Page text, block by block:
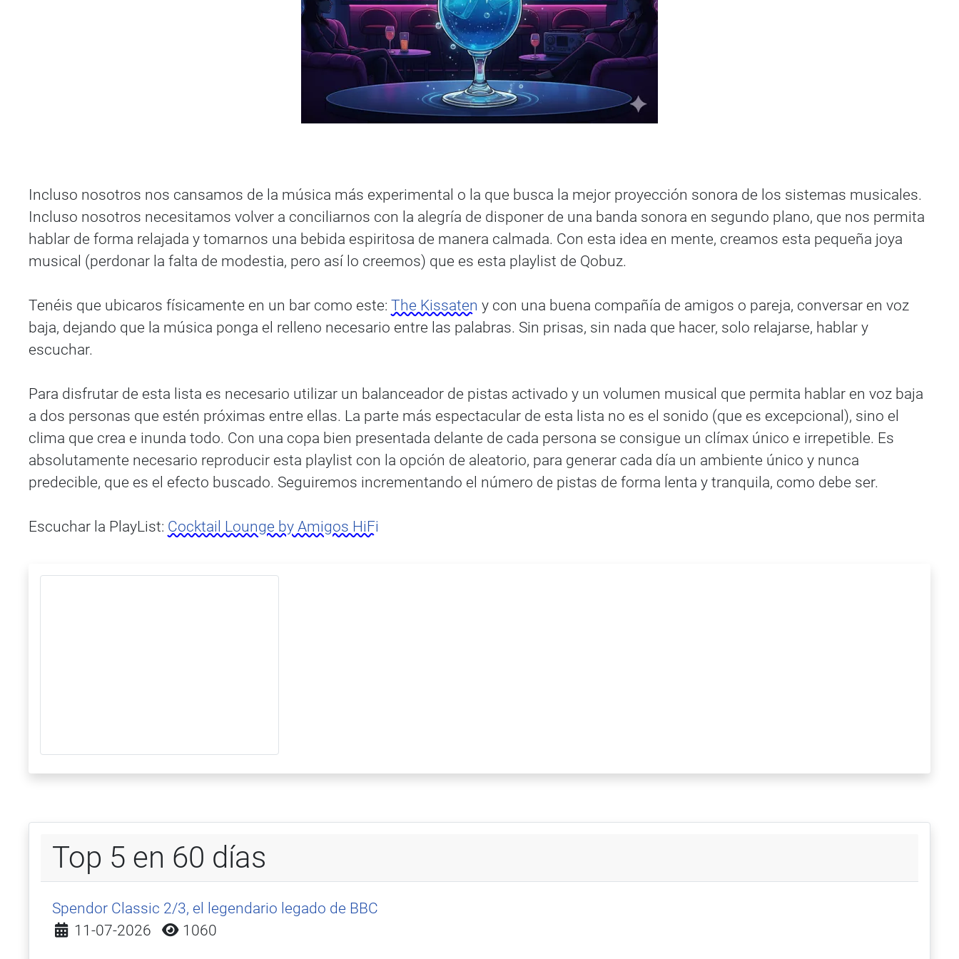
Incluso nosotros nos cansamos de la música más experimental o la que busca la mejor proyección sonora de los sistemas musicales.
Incluso nosotros necesitamos volver a conciliarnos con la alegría de disponer de una banda sonora en segundo plano, que nos permita
hablar de forma relajada y tomarnos una bebida espiritosa de manera calmada. Con esta idea en mente, creamos esta pequeña joya
musical (perdonar la falta de modestia, pero así lo creemos) que es esta playlist de Qobuz.
Tenéis que ubicaros físicamente en un bar como este: The Kissaten y con una buena compañía de amigos o pareja, conversar en voz
baja, dejando que la música ponga el relleno necesario entre las palabras. Sin prisas, sin nada que hacer, solo relajarse, hablar y
escuchar.
Para disfrutar de esta lista es necesario utilizar un balanceador de pistas activado y un volumen musical que permita hablar en voz baja
a dos personas que estén próximas entre ellas. La parte más espectacular de esta lista no es el sonido (que es excepcional), sino el
clima que crea e inunda todo. Con una copa bien presentada delante de cada persona se consigue un clímax único e irrepetible. Es
absolutamente necesario reproducir esta playlist con la opción de aleatorio, para generar cada día un ambiente único y nunca
predecible, que es el efecto buscado. Seguiremos incrementando el número de pistas de forma lenta y tranquila, como debe ser.
Escuchar la PlayList: Cocktail Lounge by Amigos HiFi
Top 5 en 60 días
Spendor Classic 2/3, el legendario legado de BBC
Detalles
11-07-2026 1060